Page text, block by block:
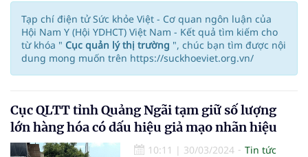
Tạp chí điện tử Sức khỏe Việt - Cơ quan ngôn luận của
Hội Nam Y (Hội YDHCT) Việt Nam - Kết quả tìm kiếm cho
từ khóa " Cục quản lý thị trường ", chúc bạn tìm được nội
dung mong muốn trên https://suckhoeviet.org.vn/
Cục QLTT tỉnh Quảng Ngãi tạm giữ số lượng
lớn hàng hóa có dấu hiệu giả mạo nhãn hiệu
10:11 | 30/03/2024
Tin tức